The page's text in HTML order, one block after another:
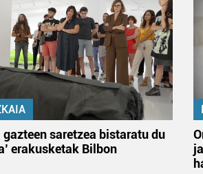
saretzea bistaratu du
erakusketak Bilbon